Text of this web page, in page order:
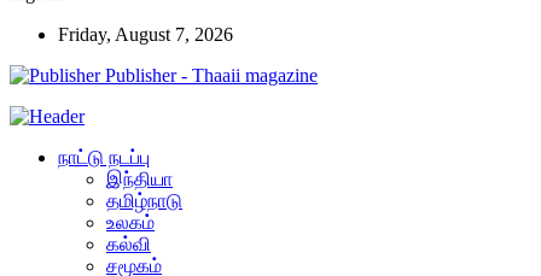
Friday, August 7, 2026
Publisher - Thaaii magazine
நாட்டு நடப்பு
இந்தியா
தமிழ்நாடு
உலகம்
கல்வி
சமூகம்